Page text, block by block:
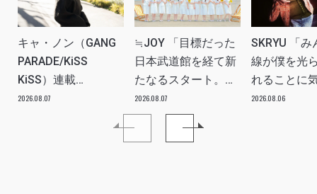
キャ・ノン（GANG
PARADE/KiSS
KiSS）連載
vol.113「読者からの
質問”のんちゃんはラ
2026.08.07
≒JOY 「目標だった
日本武道館を経て新
たなるスタート。
≒JOYにしかない魅
力を磨いていきた
2026.08.07
SKRYU 「み
線が僕を光
れることに
た」
2026.08.06